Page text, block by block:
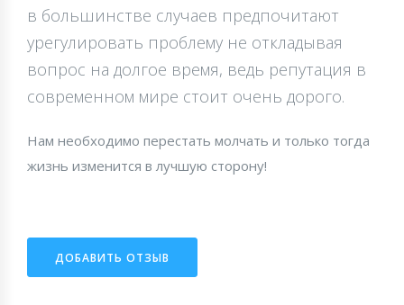
в большинстве случаев предпочитают
урегулировать проблему не откладывая
вопрос на долгое время, ведь репутация в
современном мире стоит очень дорого.
Нам необходимо перестать молчать и только тогда
жизнь изменится в лучшую сторону!
ДОБАВИТЬ ОТЗЫВ